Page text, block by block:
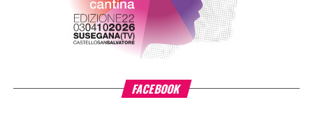
giornalismo e saggistica, tesi di laurea. Per ogni sezione
saranno proclamati un primo, un secondo e un terzo
classificato. Ai vincitori verranno conferite le tradizionali
medaglie dei Dioscuri del Palazzo Reale di Torino,
una visione della cultura quale patrimonio condiviso e